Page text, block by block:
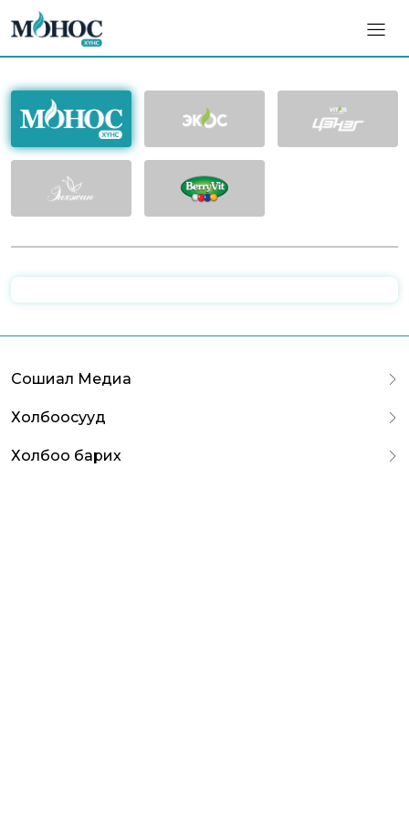
Сошиал Медиа
Холбоосууд
Холбоо барих